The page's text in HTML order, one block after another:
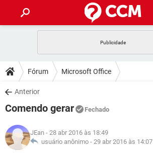
CELULAR
OUTLOOK
INSTAGRAM
GUIA DE COMPRAS
DICAS
JOGOS
INSTAGRAM
GUIA DE COMPRAS
DOWNLOADS
JOGOS
CELULAR
OUTLOOK EXCEL
JOGOS
CELULAR
GLOSSÁRIO
Fórum Microsoft Office
Anterior
Comendo gerar Fechado
JEan - 28 abr 2016 às 18:49
usuário anônimo - 29 abr 2016 às 14:07